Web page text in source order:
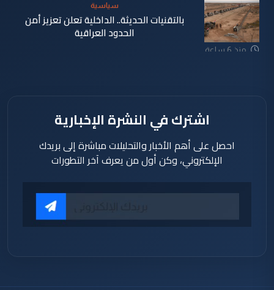
منذ 6 ساعة
سياسية
بالتقنيات الحديثة.. الداخلية تعلن تعزيز أمن
الحدود العراقية
اشترك في النشرة الإخبارية
احصل على أهم الأخبار والتحليلات مباشرة إلى بريدك
الإلكتروني، وكن أول من يعرف آخر التطورات